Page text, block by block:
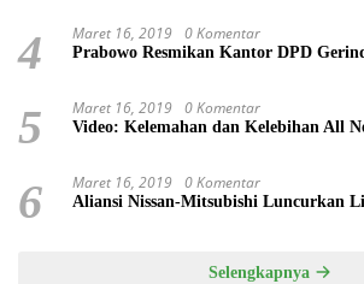
4 Maret 16, 2019 0 Komentar
Prabowo Resmikan Kantor DPD
5 Maret 16, 2019 0 Komentar
Video: Kelemahan dan Kelebihan All
6 Maret 16, 2019 0 Komentar
Aliansi Nissan-Mitsubishi Luncurkan
Selengkapnya